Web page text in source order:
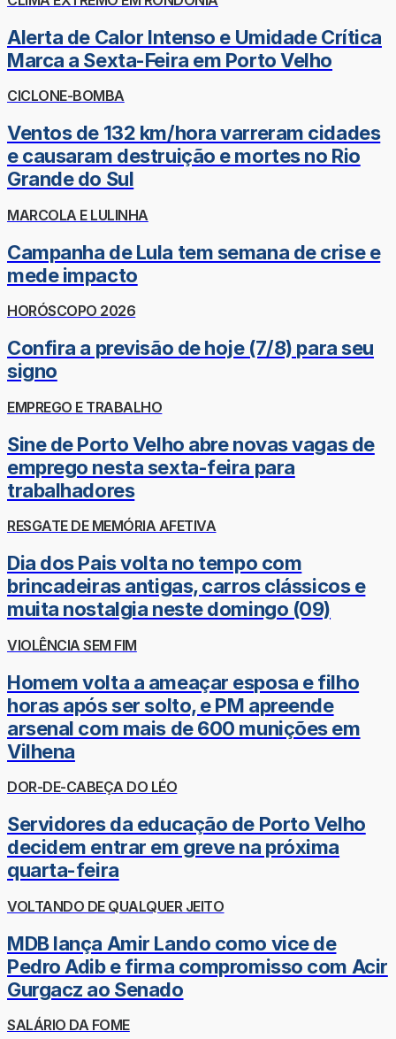
Alerta de Calor Intenso e Umidade Crítica
Marca a Sexta-Feira em Porto Velho
CICLONE-BOMBA
Ventos de 132 km/hora varreram cidades
e causaram destruição e mortes no Rio
Grande do Sul
MARCOLA E LULINHA
Campanha de Lula tem semana de crise e
mede impacto
HORÓSCOPO 2026
Confira a previsão de hoje (7/8) para seu
signo
EMPREGO E TRABALHO
Sine de Porto Velho abre novas vagas de
emprego nesta sexta-feira para
trabalhadores
RESGATE DE MEMÓRIA AFETIVA
Dia dos Pais volta no tempo com
brincadeiras antigas, carros clássicos e
muita nostalgia neste domingo (09)
VIOLÊNCIA SEM FIM
Homem volta a ameaçar esposa e filho
horas após ser solto, e PM apreende
arsenal com mais de 600 munições em
Vilhena
DOR-DE-CABEÇA DO LÉO
Servidores da educação de Porto Velho
decidem entrar em greve na próxima
quarta-feira
VOLTANDO DE QUALQUER JEITO
MDB lança Amir Lando como vice de
Pedro Adib e firma compromisso com Acir
Gurgacz ao Senado
SALÁRIO DA FOME